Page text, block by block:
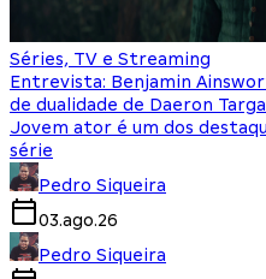
Séries, TV e Streaming
Entrevista: Benjamin
de dualidade de Daeron
Jovem ator é um dos
série
Pedro Siqueira
03.ago.26
Pedro Siqueira